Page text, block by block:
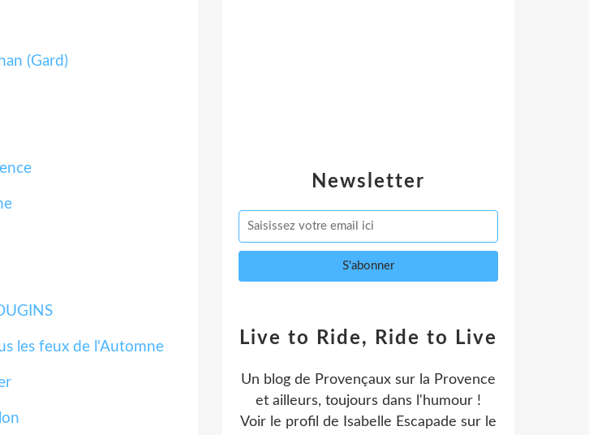
(Gard)
les feux de l'Automne
Newsletter
Live to Ride, Ride to Live
Un blog de Provençaux sur la Provence
et ailleurs, toujours dans l'humour !
Voir le profil de
Isabelle Escapade sur le